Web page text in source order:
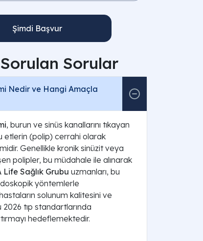
Şimdi Başvur
Sorulan Sorular
Nedir ve Hangi Amaçla
, burun ve sinüs kanallarını tıkayan
etlerin (polip) cerrahi olarak
Genellikle kronik sinüzit veya
polipler, bu müdahale ile alınarak
Life Sağlık Grubu uzmanları, bu
yöntemlerle
solunum kalitesini ve
tıp standartlarında
hedeflemektedir.